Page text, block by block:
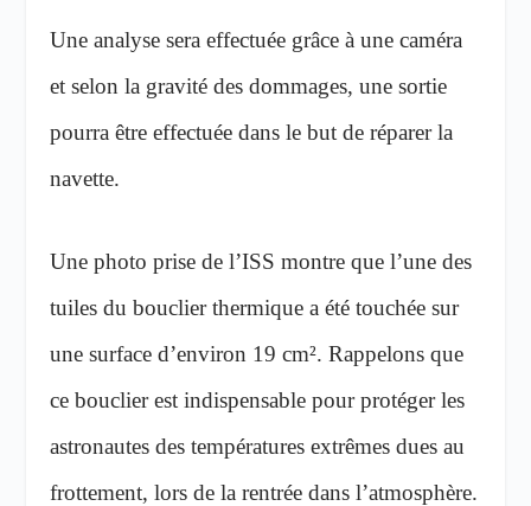
Une analyse sera effectuée grâce à une caméra
et selon la gravité des dommages, une sortie
pourra être effectuée dans le but de réparer la
navette.
Une photo prise de l’ISS montre que l’une des
tuiles du bouclier thermique a été touchée sur
une surface d’environ 19 cm². Rappelons que
ce bouclier est indispensable pour protéger les
astronautes des températures extrêmes dues au
frottement, lors de la rentrée dans l’atmosphère.